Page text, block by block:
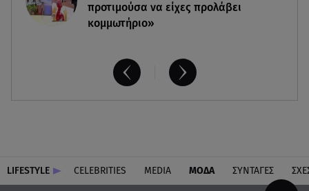
προτιμούσα να είχες προλάβει
κομμωτήριο»
LIFESTYLE CELEBRITIES MEDIA ΜΟΔΑ ΣΥΝΤΑΓΕΣ